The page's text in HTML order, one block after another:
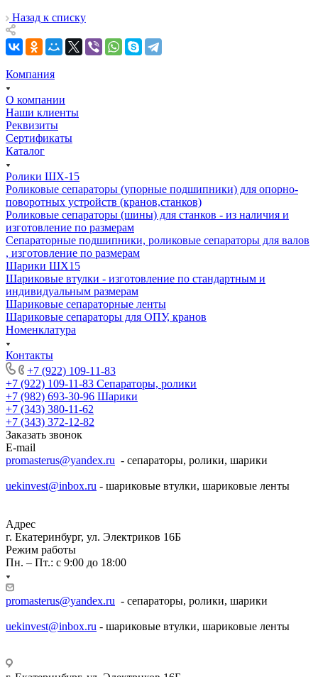
Назад к списку
Компания
О компании
Наши клиенты
Реквизиты
Сертификаты
Каталог
Ролики ШХ-15
Роликовые сепараторы (упорные подшипники) для опорно-
поворотных устройств (кранов,станков)
Роликовые сепараторы (шины) для станков - из наличия и
изготовление по размерам
Сепараторные подшипники, роликовые сепараторы для валов
, изготовление по размерам
Шарики ШХ15
Шариковые втулки - изготовление по стандартным и
индивидуальным размерам
Шариковые сепараторные ленты
Шариковые сепараторы для ОПУ, кранов
Номенклатура
Контакты
+7 (922) 109-11-83
+7 (922) 109-11-83 Сепараторы, ролики
+7 (982) 693-30-96 Шарики
+7 (343) 380-11-62
+7 (343) 372-12-82
Заказать звонок
E-mail
promasterus@yandex.ru - сепараторы, ролики, шарики
uekinvest@inbox.ru - шариковые втулки, шариковые ленты
Адрес
г. Екатеринбург, ул. Электриков 16Б
Режим работы
Пн. – Пт.: с 9:00 до 18:00
promasterus@yandex.ru - сепараторы, ролики, шарики
uekinvest@inbox.ru - шариковые втулки, шариковые ленты